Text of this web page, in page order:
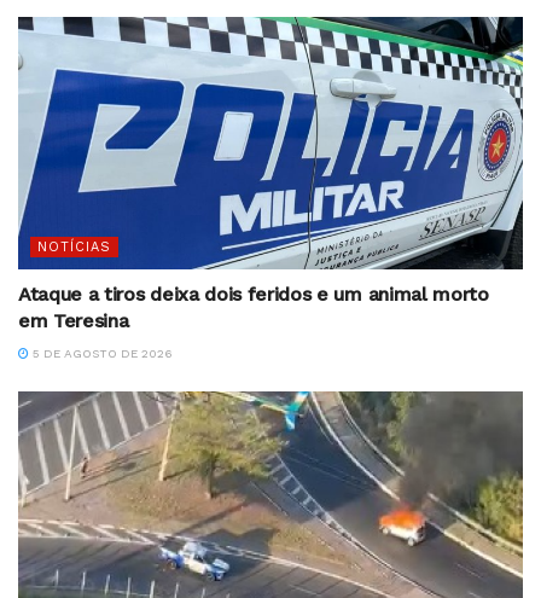
NOTÍCIAS
Ataque a tiros deixa dois feridos e um animal morto
em Teresina
5 DE AGOSTO DE 2026